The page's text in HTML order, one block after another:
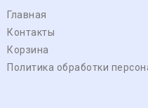
Главная
Контакты
Корзина
Политика обработки